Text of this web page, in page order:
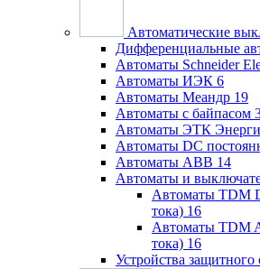
Автоматические
Дифференциальные
Автоматы Schneider
Автоматы ИЭК 6
Автоматы Меандр 19
Автоматы с байпасом
Автоматы ЭТК
Автоматы DC
Автоматы ABB 14
Автоматы и
Автоматы TDM
тока) 16
Автоматы TDM
тока) 16
Устройства